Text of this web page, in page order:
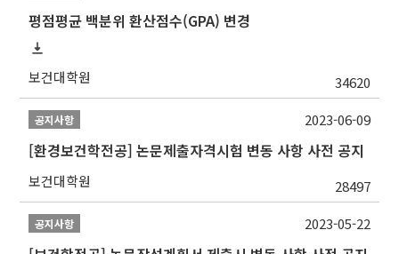
평점평균 백분위 환산점수(GPA) 변경
보건대학원 34620
공지사항
[환경보건학전공] 논문제출자격시험 변동 사항 사전 공지
보건대학원 28497
2023-06-09
공지사항 2023-05-22